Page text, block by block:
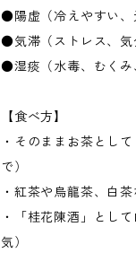
●陽虚（冷えやすい、
●気滞（ストレス、気
●湿痰（水毒、むくみ
【食べ方】
・そのままお茶とし
で）
・紅茶や烏龍茶、白
・「桂花陳酒」とし
気）